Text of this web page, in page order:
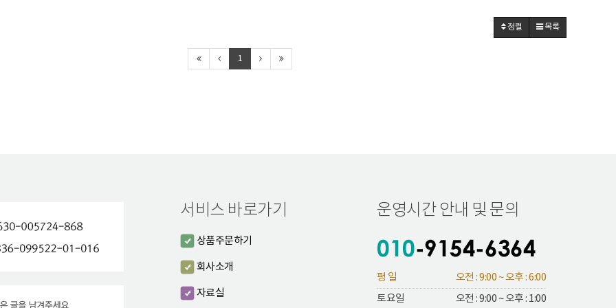
정렬 목록
1
서비스 바로가기
상품주문하기
회사소개
자료실
운영시간 안내 및 문의
평 일
오전 : 9:00 ~ 오후 : 6:00
토요일
오전 : 9:00 ~ 오후 : 1:00